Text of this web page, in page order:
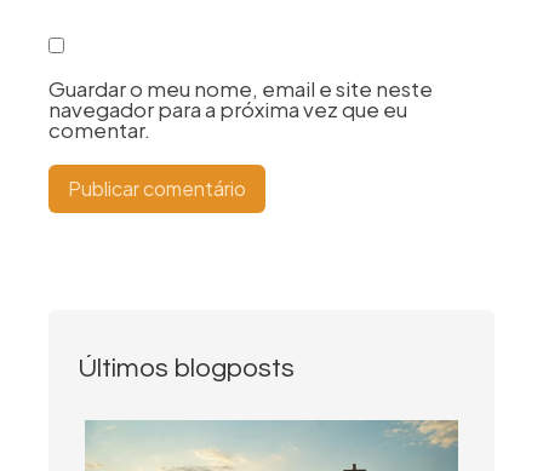
Guardar o meu nome, email e site neste
navegador para a próxima vez que eu
comentar.
Últimos blogposts